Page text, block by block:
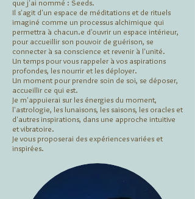
que j'ai nommé : Seeds.
Il s'agit d'un espace de méditations et de rituels
imaginé comme un processus alchimique qui
permettra à chacun.e d'ouvrir un espace intérieur,
pour accueillir son pouvoir de guérison, se
connecter à sa conscience et revenir à l'unité.
Un temps pour vous rappeler à vos aspirations
profondes, les nourrir et les déployer.
Un moment pour prendre soin de soi, se déposer,
accueillir ce qui est.
Je m'appuierai sur les énergies du moment,
l'astrologie, les lunaisons, les saisons, les oracles et
d'autres inspirations, dans une approche intuitive
et vibratoire.
Je vous proposerai des expériences variées et
inspirées.​